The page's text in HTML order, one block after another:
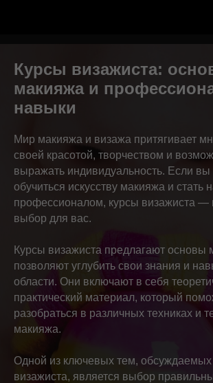
Курсы визажиста:
макияжа и
навыки
Мир макияжа и визажа притягивает
своей красотой, творчеством и
выражать индивидуальность. Если вы
обучиться искусству макияжа и стать
профессионалом, курсы визажиста —
выбор для вас.
Курсы визажиста предлагают основы
позволяют углубить свои знания и
области. Они включают в себя
практический материал, который
разобраться в различных техниках и
макияжа.
Одной из ключевых тем, обсуждаемых
визажиста, является выбор